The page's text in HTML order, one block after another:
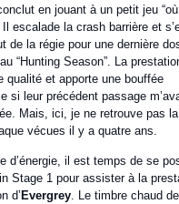
en jouant à un petit jeu
escalade la crash barrière et
de la régie pour une dernière
“Hunting Season”. La
qualité et apporte une bouffée
si leur précédent passage
Mais, ici, je ne retrouve pas la
vécues il y a quatre ans.
d’énergie, il est temps de se
Stage 1 pour assister à la
d’ Evergrey. Le timbre chaud de